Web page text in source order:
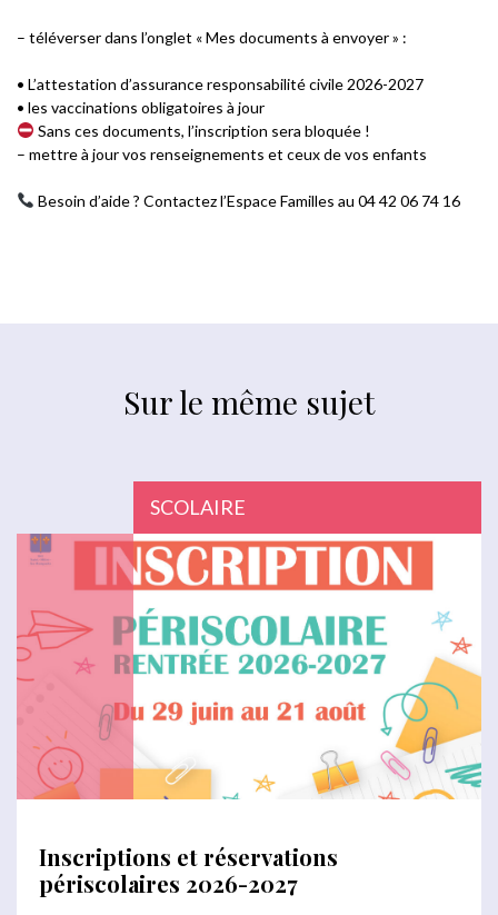
– téléverser dans l’onglet « Mes documents à envoyer » :
• L’attestation d’assurance responsabilité civile 2026-2027
• les vaccinations obligatoires à jour
Sans ces documents, l’inscription sera bloquée !
– mettre à jour vos renseignements et ceux de vos enfants
Besoin d’aide ? Contactez l’Espace Familles au 04 42 06 74 16
Sur le même sujet
SCOLAIRE
Inscriptions et réservations
périscolaires 2026-2027